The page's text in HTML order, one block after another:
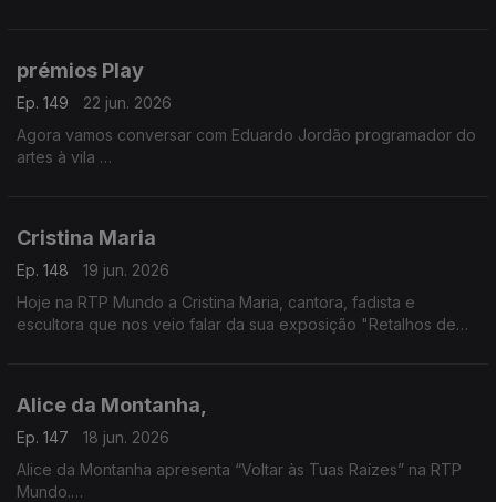
prémios Play
Ep. 149
22 jun. 2026
Agora vamos conversar com Eduardo Jordão programador do
artes à vila
Cristina Maria
Ep. 148
19 jun. 2026
Hoje na RTP Mundo a Cristina Maria, cantora, fadista e
escultora que nos veio falar da sua exposição "Retalhos de
Alice da Montanha,
Ep. 147
18 jun. 2026
Alice da Montanha apresenta “Voltar às Tuas Raízes” na RTP
Mundo.